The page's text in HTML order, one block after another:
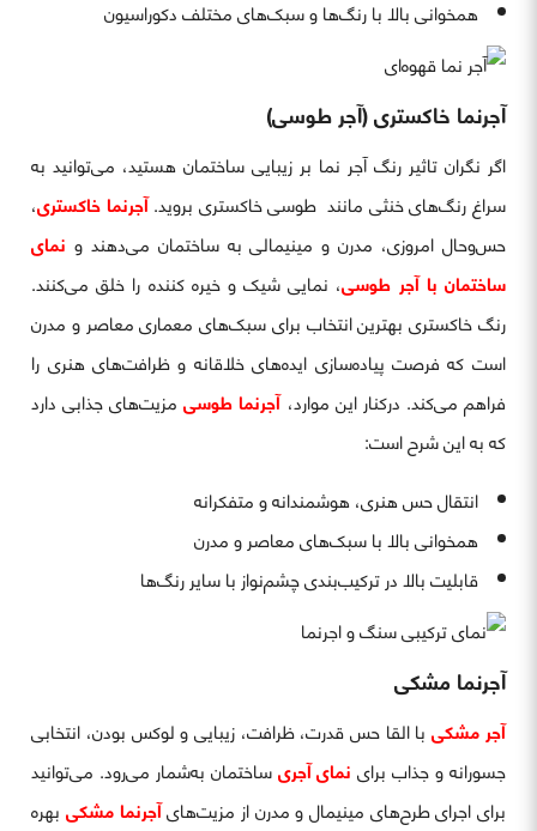
همخوانی بالا با رنگ‌ها و سبک‌های مختلف دکوراسیون
آجرنما خاکستری (آجر طوسی)
اگر نگران تاثیر رنگ آجر نما بر زیبایی ساختمان هستید، می‌توانید به
سراغ رنگ‌های خنثی مانند طوسی خاکستری بروید.آجرنما خاکستری،
حس‌وحال امروزی، مدرن و مینیمالی به ساختمان می‌دهند و نمای
ساختمان با آجر طوسی، نمایی شیک و خیره کننده را خلق می‌کنند.
رنگ خاکستری بهترین انتخاب برای سبک‌های معماری معاصر و مدرن
است که فرصت پیاده‌سازی ایده‌های خلاقانه و ظرافت‌های هنری را
فراهم می‌کند. درکنار این موارد،آجرنما طوسیمزیت‌های جذابی دارد
که به این شرح است:
انتقال حس هنری، هوشمندانه و متفکرانه
همخوانی بالا با سبک‌های معاصر و مدرن
قابلیت بالا در ترکیب‌بندی چشم‌نواز با سایر رنگ‌ها
آجرنما مشکی
آجر مشکیبا القا حس قدرت، ظرافت، زیبایی و لوکس بودن، انتخابی
جسورانه و جذاب براینمای آجریساختمان به‌شمار می‌رود. می‌توانید
برای اجرای طرح‌های مینیمال و مدرن از مزیت‌هایآجرنما مشکیبهره